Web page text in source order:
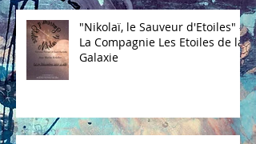
"Nikolaï, le Sauveur d'Etoiles" -
La Compagnie Les Etoiles de la
Galaxie